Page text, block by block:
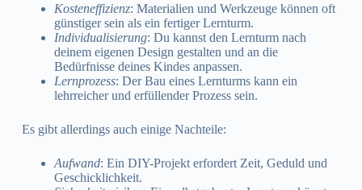
Kosteneffizienz: Materialien und Werkzeuge können oft
günstiger sein als ein fertiger Lernturm.
Individualisierung: Du kannst den Lernturm nach
deinem eigenen Design gestalten und an die
Bedürfnisse deines Kindes anpassen.
Lernprozess: Der Bau eines Lernturms kann ein
lehrreicher und erfüllender Prozess sein.
Es gibt allerdings auch einige Nachteile:
Aufwand: Ein DIY-Projekt erfordert Zeit, Geduld und
Geschicklichkeit.